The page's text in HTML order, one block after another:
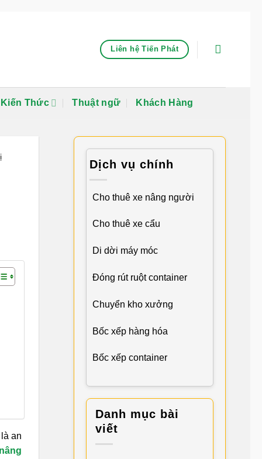
Liên hệ Tiến Phát
Kiến Thức Thuật ngữ Khách Hàng
an
Dịch vụ chính
Cho thuê xe nâng người
Cho thuê xe cẩu
Di dời máy móc
Đóng rút ruột container
Chuyển kho xưởng
Bốc xếp hàng hóa
Bốc xếp container
Danh mục bài
viết